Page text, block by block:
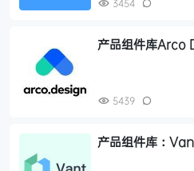
3454
产品组件库Arco
5439
产品组件库：